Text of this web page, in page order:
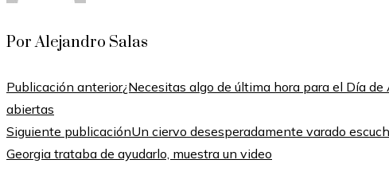
Por Alejandro Salas
Publicación anterior¿Necesitas algo de última hora para el Día
abiertas
Siguiente publicaciónUn ciervo desesperadamente varado
Georgia trataba de ayudarlo, muestra un video